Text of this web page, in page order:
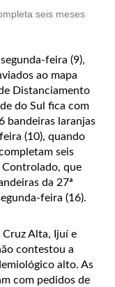
seis meses
feira (9),
ao mapa
Distanciamento
do Sul fica com
bandeiras laranjas
(10), quando
seis
Controlado, que
da 27ª
feira (16).
Cruz Alta, Ijuí e
contestou a
alto. As
com pedidos de